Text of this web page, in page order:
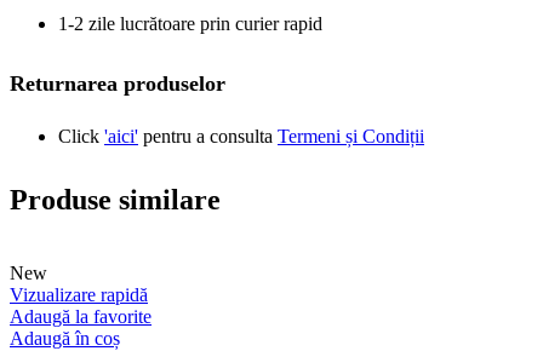
1-2 zile lucrătoare prin curier rapid
Returnarea produselor
Click 'aici' pentru a consulta Termeni și Condiții
Produse similare
New
Vizualizare rapidă
Adaugă la favorite
Adaugă în coș